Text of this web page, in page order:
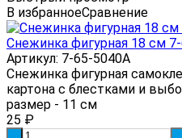
В избранноеСравнение
Снежинка фигурная 18 см
Артикул: 7-65-5040А
Снежинка фигурная
картона с блестками и
размер - 11 см
25 ₽